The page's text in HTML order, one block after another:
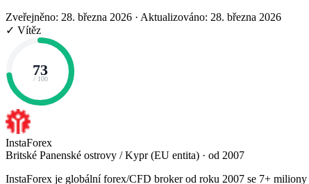
Zveřejněno: 28. března 2026 · Aktualizováno: 28. března 2026
✓ Vítěz
73
/ 100
InstaForex
Britské Panenské ostrovy / Kypr (EU entita) · od 2007
InstaForex je globální forex/CFD broker od roku 2007 se 7+